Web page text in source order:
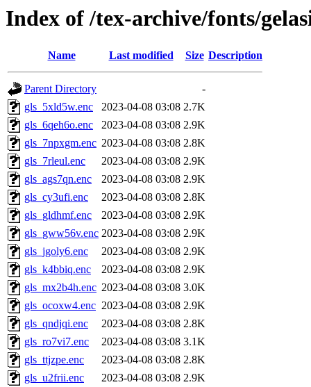
Index of /tex-archive/fonts/
Name Last modified Size Description
Parent Directory
-
gls_5xld5w.enc
2023-04-08 03:08 2.7K
gls_6qeh6o.enc
2023-04-08 03:08 2.9K
gls_7npxgm.enc 2023-04-08 03:08 2.8K
gls_7rleul.enc
2023-04-08 03:08 2.9K
gls_ags7qn.enc
2023-04-08 03:08 2.9K
gls_cy3ufi.enc
2023-04-08 03:08 2.8K
gls_gldhmf.enc
2023-04-08 03:08 2.9K
gls_gww56v.enc 2023-04-08 03:08 2.9K
gls_jgoly6.enc
2023-04-08 03:08 2.9K
gls_k4bbiq.enc
2023-04-08 03:08 2.9K
gls_mx2b4h.enc 2023-04-08 03:08 3.0K
gls_ocoxw4.enc 2023-04-08 03:08 2.9K
gls_qndjqi.enc
2023-04-08 03:08 2.8K
gls_ro7vi7.enc
2023-04-08 03:08 3.1K
gls_ttjzpe.enc
2023-04-08 03:08 2.8K
gls_u2frii.enc
2023-04-08 03:08 2.9K